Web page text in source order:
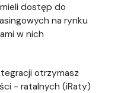
dostęp do
na rynku
w nich
otrzymasz
- ratalnych (iRaty)